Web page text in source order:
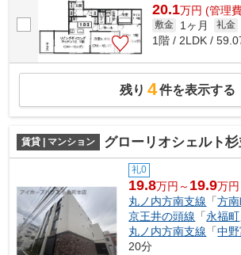
20.1万円 (管理
敷金 1ヶ月 礼金
1階 / 2LDK /
残り 4件を表示する
賃貸 | マンション グローリオシェルト杉
礼0
19.8万円～ 19.9万円
丸ノ内方南支線 「方
京王井の頭線 「永福町
丸ノ内方南支線 「中
20分